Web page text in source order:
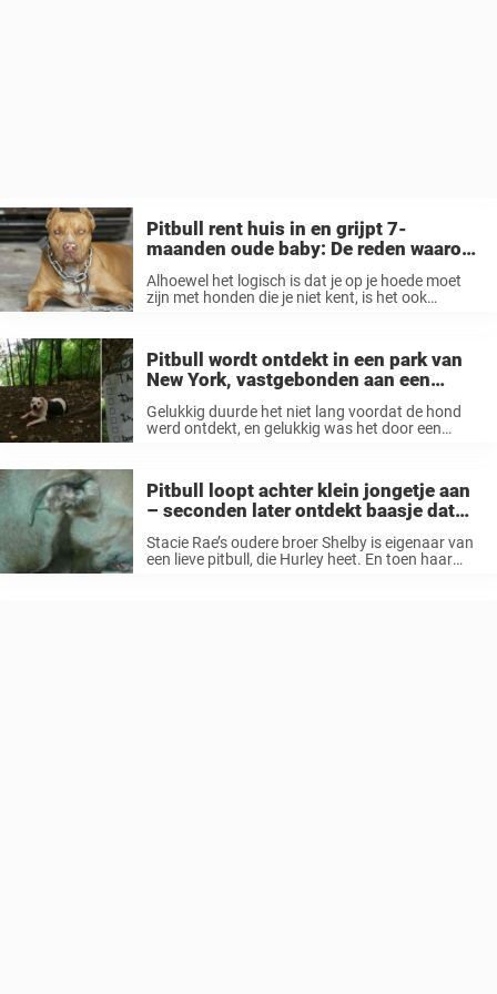
Pitbull rent huis in en grijpt 7-
maanden oude baby: De reden waarom
brengt me tot tranen
Alhoewel het logisch is dat je op je hoede moet
zijn met honden die je niet kent, is het ook
Pitbull wordt ontdekt in een park van
New York, vastgebonden aan een
boom en met een brief
Gelukkig duurde het niet lang voordat de hond
werd ontdekt, en gelukkig was het door een
Pitbull loopt achter klein jongetje aan
– seconden later ontdekt baasje dat
zijn hond het kind zijn leven gered
heeft
Stacie Rae’s oudere broer Shelby is eigenaar van
een lieve pitbull, die Hurley heet. En toen haar